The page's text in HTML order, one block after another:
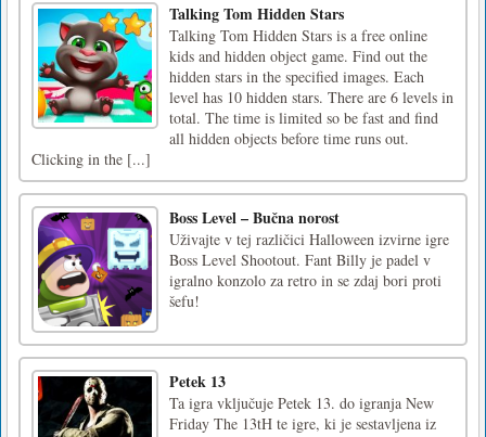
Talking Tom Hidden Stars
Talking Tom Hidden Stars is a free online
kids and hidden object game. Find out the
hidden stars in the specified images. Each
level has 10 hidden stars. There are 6 levels in
total. The time is limited so be fast and find
all hidden objects before time runs out.
Clicking in the [...]
Boss Level – Bučna norost
Uživajte v tej različici Halloween izvirne igre
Boss Level Shootout. Fant Billy je padel v
igralno konzolo za retro in se zdaj bori proti
šefu!
Petek 13
Ta igra vključuje Petek 13. do igranja New
Friday The 13tH te igre, ki je sestavljena iz